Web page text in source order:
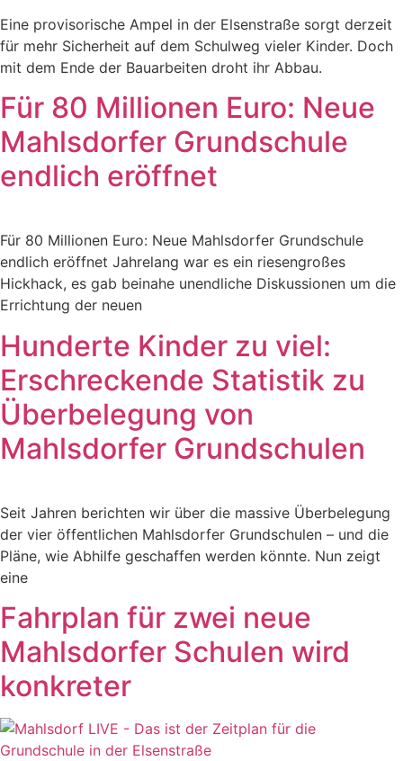
Eine provisorische Ampel in der Elsenstraße sorgt derzeit
für mehr Sicherheit auf dem Schulweg vieler Kinder. Doch
mit dem Ende der Bauarbeiten droht ihr Abbau.
Für 80 Millionen Euro: Neue
Mahlsdorfer Grundschule
endlich eröffnet​
Für 80 Millionen Euro: Neue Mahlsdorfer Grundschule
endlich eröffnet Jahrelang war es ein riesengroßes
Hickhack, es gab beinahe unendliche Diskussionen um die
Errichtung der neuen
Hunderte Kinder zu viel:
Erschreckende Statistik zu
Überbelegung von
Mahlsdorfer Grundschulen
Seit Jahren berichten wir über die massive Überbelegung
der vier öffentlichen Mahlsdorfer Grundschulen – und die
Pläne, wie Abhilfe geschaffen werden könnte. Nun zeigt
eine
Fahrplan für zwei neue
Mahlsdorfer Schulen wird
konkreter